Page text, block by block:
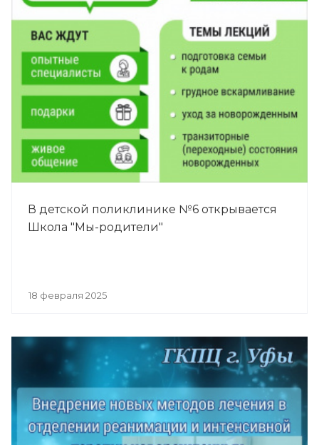
В детской поликлинике №6 открывается
Школа "Мы-родители"
18 февраля 2025